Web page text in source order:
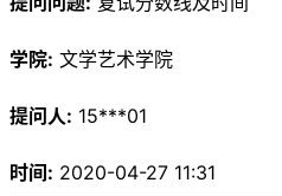
学院: 文学艺术学院
提问人: 15***01
时间: 2020-04-27 11:31